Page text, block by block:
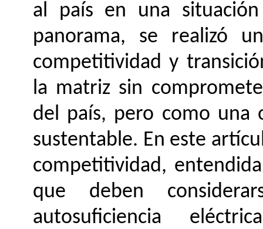
al país en una
panorama, se realizó
competitividad y
la matriz sin
del país, pero como una
sustentable. En este
competitividad,
que deben
autosuficiencia